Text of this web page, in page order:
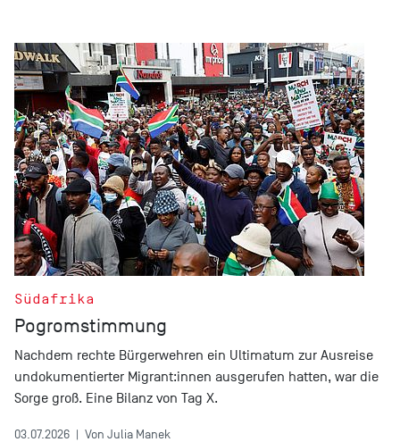
Südafrika
Pogromstimmung
Nachdem rechte Bürgerwehren ein Ultimatum zur Ausreise
undokumentierter Migrant:innen ausgerufen hatten, war die
Sorge groß. Eine Bilanz von Tag X.
03.07.2026 | Von Julia Manek